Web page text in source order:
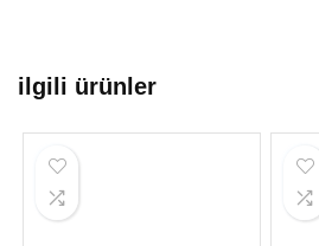
ilgili ürünler